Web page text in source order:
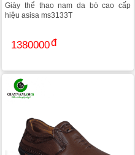
Giày thể thao nam da bò cao cấp
hiệu asisa ms3133T
1380000